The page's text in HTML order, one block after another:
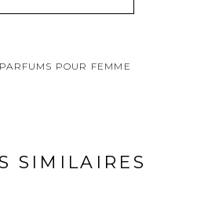
PARFUMS POUR FEMME
SIMILAIRES